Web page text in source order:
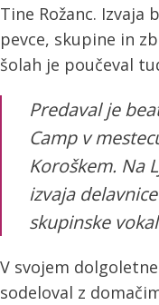
Tine Rožanc. Izvaja
pevce, skupine in
šolah je poučeval
Predaval je
Camp v
Koroškem. Na
izvaja
skupinske
V svojem
sodeloval z